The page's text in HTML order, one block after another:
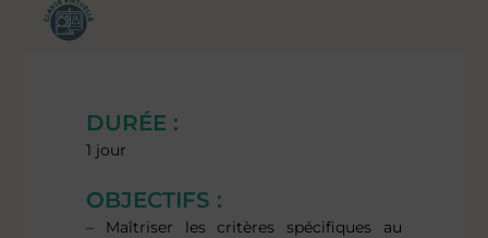
DURÉE :
1 jour
OBJECTIFS :
– Maîtriser les critères spécifiques au